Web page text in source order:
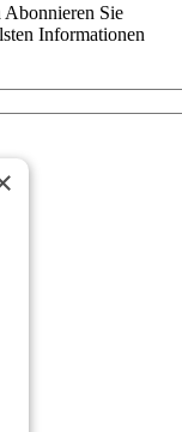
Abonnieren Sie
Informationen